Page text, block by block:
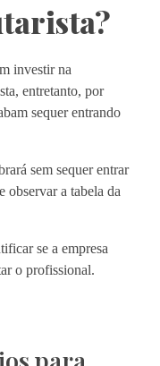
investir na
entretanto, por
sequer entrando
sem sequer entrar
observar a tabela da
se a empresa
o profissional.
para